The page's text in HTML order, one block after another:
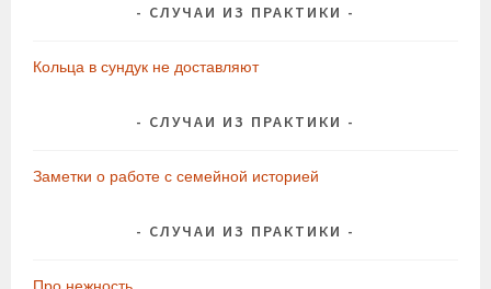
СЛУЧАИ ИЗ ПРАКТИКИ
Кольца в сундук не доставляют
СЛУЧАИ ИЗ ПРАКТИКИ
Заметки о работе с семейной историей
СЛУЧАИ ИЗ ПРАКТИКИ
Про нежность